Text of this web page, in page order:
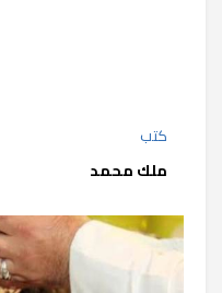
كتب
ملك محمد